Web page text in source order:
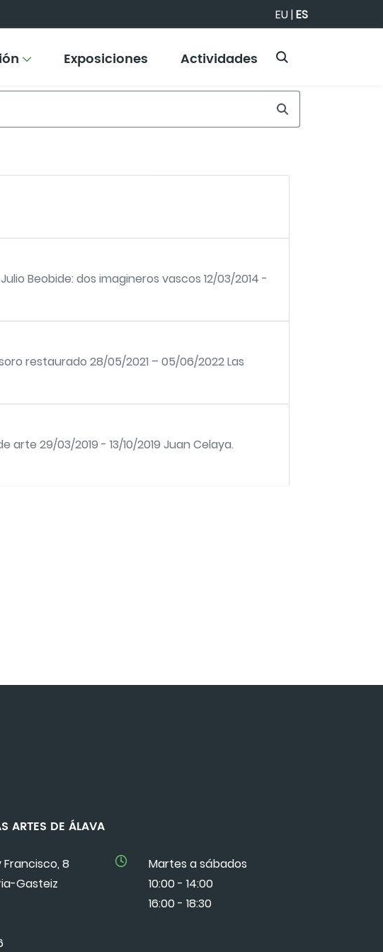
EU|ES
Exposiciones Actividades
Beobide: dos imagineros vascos 12/03/2014 -
restaurado 28/05/2021 – 05/06/2022 Las
29/03/2019 - 13/10/2019 Juan Celaya.
ARTES DE ÁLAVA
Francisco, 8
Gasteiz
Martes a sábados
10:00 - 14:00
16:00 - 18:30